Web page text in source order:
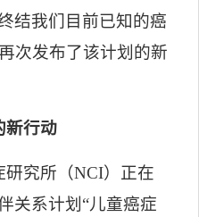
结我们目前已知的癌
次发布了该计划的新
新行动
研究所（NCI）正在
关系计划 “儿童癌症